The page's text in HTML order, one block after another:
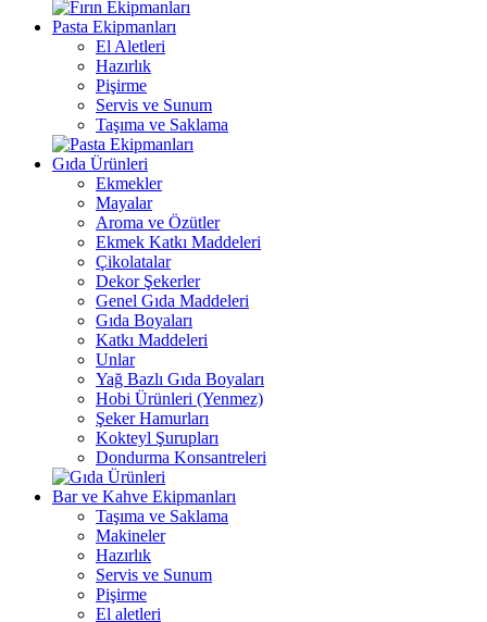
Pasta Ekipmanları
El Aletleri
Hazırlık
Pişirme
Servis ve Sunum
Taşıma ve Saklama
Gıda Ürünleri
Ekmekler
Mayalar
Aroma ve Özütler
Ekmek Katkı Maddeleri
Çikolatalar
Dekor Şekerler
Genel Gıda Maddeleri
Gıda Boyaları
Katkı Maddeleri
Unlar
Yağ Bazlı Gıda Boyaları
Hobi Ürünleri (Yenmez)
Şeker Hamurları
Kokteyl Şurupları
Dondurma Konsantreleri
Bar ve Kahve Ekipmanları
Taşıma ve Saklama
Makineler
Hazırlık
Servis ve Sunum
Pişirme
El aletleri